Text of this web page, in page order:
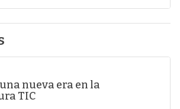
nueva era en la
TIC